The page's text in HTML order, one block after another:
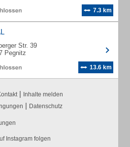
7.3 km
Str. 39
Pegnitz
13.6 km
| Inhalte melden
| Datenschutz
Instagram folgen